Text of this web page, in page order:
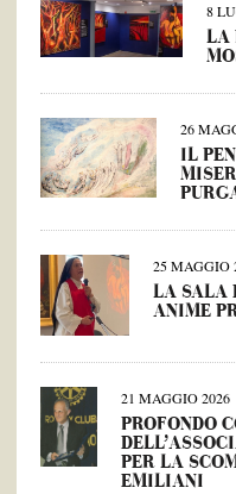
8
LA
26
IL
25 MAGGIO
LA SALA
ANIME
21 MAGGIO 2026
PROFONDO
PER LA
EMILIANI